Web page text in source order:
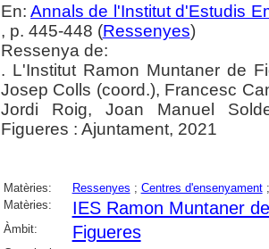
En:Annals de l'Institut d'Estudis
, p. 445-448 (Ressenyes)
Ressenya de:
. L'Institut Ramon Muntaner de
Josep Colls (coord.), Francesc
Jordi Roig, Joan Manuel
Figueres : Ajuntament, 2021
Matèries: Ressenyes ; Centres d'ensenyament
Matèries:
IES Ramon Muntaner
Àmbit: Figueres